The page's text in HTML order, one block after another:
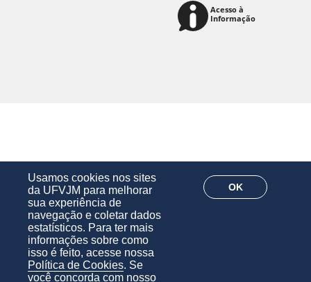
Usamos cookies nos sites
da UFVJM para melhorar
sua experiência de
navegação e coletar dados
estatísticos. Para ter mais
informações sobre como
isso é feito, acesse nossa
Política de Cookies. Se
você concorda com nosso
OK